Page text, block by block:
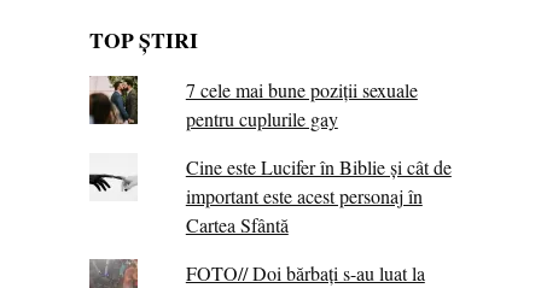
TOP ȘTIRI
7 cele mai bune poziții sexuale
pentru cuplurile gay
Cine este Lucifer în Biblie și cât de
important este acest personaj în
Cartea Sfântă
FOTO// Doi bărbați s-au luat la